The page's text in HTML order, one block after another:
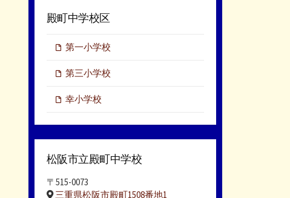
殿町中学校区
第一小学校
第三小学校
幸小学校
松阪市立殿町中学校
〒515-0073
三重県松阪市殿町1508番地1